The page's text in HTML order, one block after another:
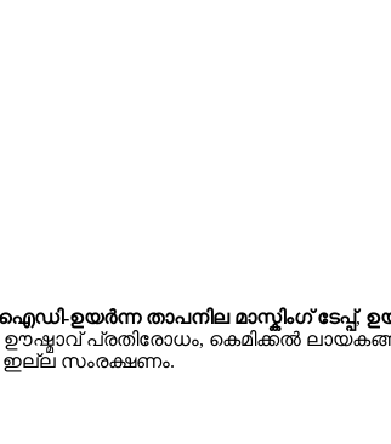
ഐഡി-ഉയർന്ന താപനില മാസ്കിംഗ് ടേപ്പ്,
ഊഷ്മാവ് പ്രതിരോധം, കെമിക്കൽ
ഇല്ല സംരക്ഷണം.